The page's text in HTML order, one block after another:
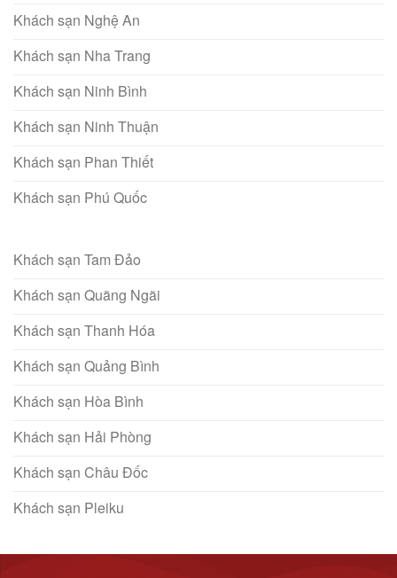
Khách sạn Nghệ An
Khách sạn Nha Trang
Khách sạn Ninh Bình
Khách sạn Ninh Thuận
Khách sạn Phan Thiết
Khách sạn Phú Quốc
Khách sạn Tam Đảo
Khách sạn Quãng Ngãi
Khách sạn Thanh Hóa
Khách sạn Quảng Bình
Khách sạn Hòa Bình
Khách sạn Hải Phòng
Khách sạn Châu Đốc
Khách sạn Pleiku